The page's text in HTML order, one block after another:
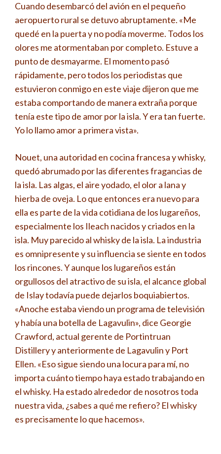
Cuando desembarcó del avión en el pequeño
aeropuerto rural se detuvo abruptamente. «Me
quedé en la puerta y no podía moverme. Todos los
olores me atormentaban por completo. Estuve a
punto de desmayarme. El momento pasó
rápidamente, pero todos los periodistas que
estuvieron conmigo en este viaje dijeron que me
estaba comportando de manera extraña porque
tenía este tipo de amor por la isla. Y era tan fuerte.
Yo lo llamo amor a primera vista».
Nouet, una autoridad en cocina francesa y whisky,
quedó abrumado por las diferentes fragancias de
la isla. Las algas, el aire yodado, el olor a lana y
hierba de oveja. Lo que entonces era nuevo para
ella es parte de la vida cotidiana de los lugareños,
especialmente los Ileach nacidos y criados en la
isla. Muy parecido al whisky de la isla. La industria
es omnipresente y su influencia se siente en todos
los rincones. Y aunque los lugareños están
orgullosos del atractivo de su isla, el alcance global
de Islay todavía puede dejarlos boquiabiertos.
«Anoche estaba viendo un programa de televisión
y había una botella de Lagavulin», dice Georgie
Crawford, actual gerente de Portintruan
Distillery y anteriormente de Lagavulin y Port
Ellen. «Eso sigue siendo una locura para mí, no
importa cuánto tiempo haya estado trabajando en
el whisky. Ha estado alrededor de nosotros toda
nuestra vida, ¿sabes a qué me refiero? El whisky
es precisamente lo que hacemos».